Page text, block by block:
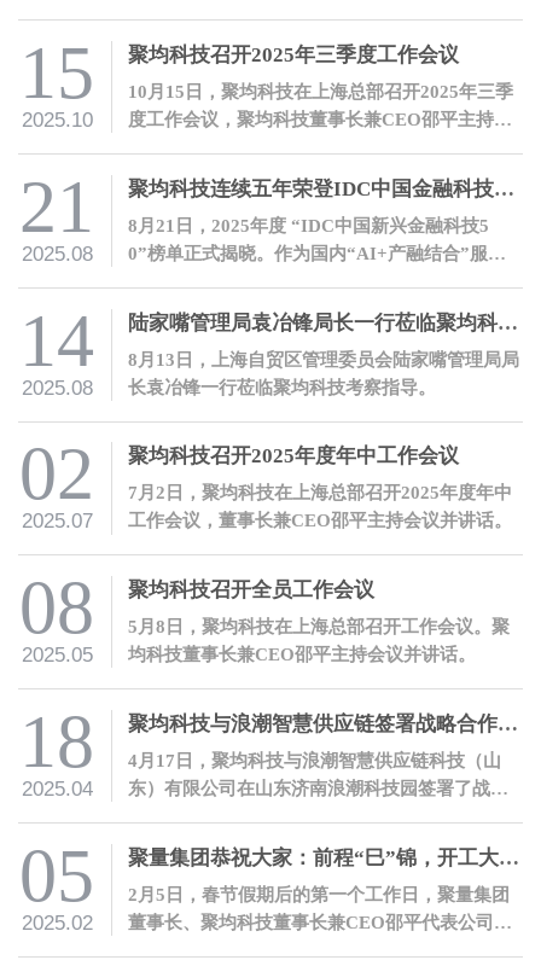
15
2025.10
聚均科技召开2025年三季度工作会议
10月15日，聚均科技在上海总部召开2025年三季
度工作会议，聚均科技董事长兼CEO邵平主持会
21
2025.08
聚均科技连续五年荣登IDC中国金融科技50榜单
8月21日，2025年度 “IDC中国新兴金融科技5
0”榜单正式揭晓。作为国内“AI+产融结合”服务
14
2025.08
陆家嘴管理局袁冶锋局长一行莅临聚均科技考察指导
8月13日，上海自贸区管理委员会陆家嘴管理局局
长袁冶锋一行莅临聚均科技考察指导。
02
2025.07
聚均科技召开2025年度年中工作会议
7月2日，聚均科技在上海总部召开2025年度年中
工作会议，董事长兼CEO邵平主持会议并讲话。
08
2025.05
聚均科技召开全员工作会议
5月8日，聚均科技在上海总部召开工作会议。聚
均科技董事长兼CEO邵平主持会议并讲话。
18
2025.04
聚均科技与浪潮智慧供应链签署战略合作协议
4月17日，聚均科技与浪潮智慧供应链科技（山
东）有限公司在山东济南浪潮科技园签署了战略
产融结合。
05
2025.02
聚量集团恭祝大家：前程“巳”锦，开工大吉！
2月5日，春节假期后的第一个工作日，聚量集团
董事长、聚均科技董事长兼CEO邵平代表公司开